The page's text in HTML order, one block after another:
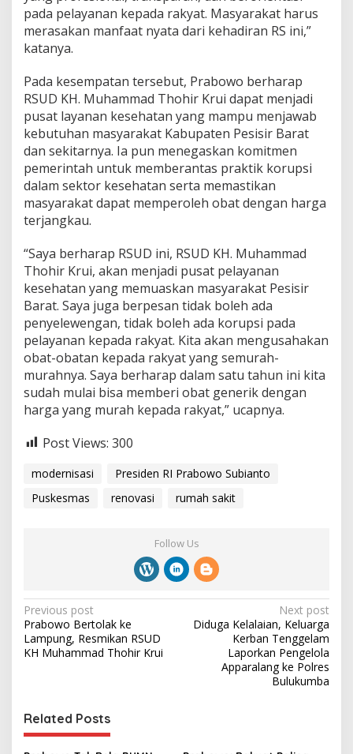
pada pelayanan kepada rakyat. Masyarakat harus
merasakan manfaat nyata dari kehadiran RS ini,”
katanya.
Pada kesempatan tersebut, Prabowo berharap
RSUD KH. Muhammad Thohir Krui dapat menjadi
pusat layanan kesehatan yang mampu menjawab
kebutuhan masyarakat Kabupaten Pesisir Barat
dan sekitarnya. Ia pun menegaskan komitmen
pemerintah untuk memberantas praktik korupsi
dalam sektor kesehatan serta memastikan
masyarakat dapat memperoleh obat dengan harga
terjangkau.
“Saya berharap RSUD ini, RSUD KH. Muhammad
Thohir Krui, akan menjadi pusat pelayanan
kesehatan yang memuaskan masyarakat Pesisir
Barat. Saya juga berpesan tidak boleh ada
penyelewengan, tidak boleh ada korupsi pada
pelayanan kepada rakyat. Kita akan mengusahakan
obat-obatan kepada rakyat yang semurah-
murahnya. Saya berharap dalam satu tahun ini kita
sudah mulai bisa memberi obat generik dengan
harga yang murah kepada rakyat,” ucapnya.
Post Views: 300
modernisasi
Presiden RI Prabowo Subianto
Puskesmas
renovasi rumah sakit
Follow Us
P
o
s
a
v
Previous post
Prabowo Bertolak ke
Lampung, Resmikan RSUD
KH Muhammad Thohir Krui
Next post
Diduga Kelalaian, Keluarga
Kerban Tenggelam
Laporkan Pengelola
Apparalang ke Polres
Bulukumba
Related Posts